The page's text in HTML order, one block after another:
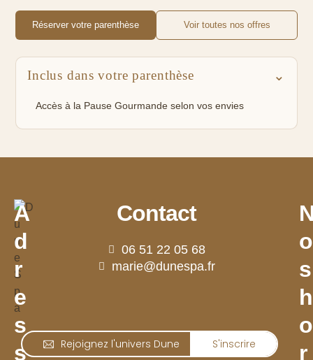
Réserver votre parenthèse Voir toutes nos offres
Inclus dans votre parenthèse ⌄
Accès à la Pause Gourmande selon vos envies
Rejoignez l'univers Dune S'inscrire
A
d
r
e
s
s
Contact
06 51 22 05 68
marie@dunespa.fr
o
s
h
o
r